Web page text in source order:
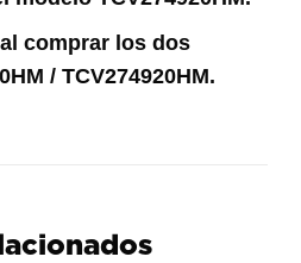
comprar los dos
/ TCV274920HM.